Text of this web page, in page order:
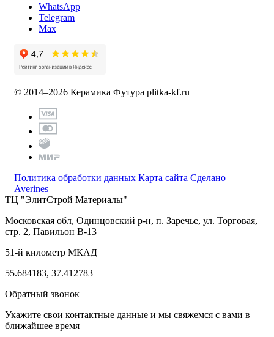
WhatsApp
Telegram
Max
© 2014–2026 Керамика Футура plitka-kf.ru
Политика обработки данных Карта сайта Сделано
Averines
ТЦ "ЭлитСтрой Материалы"
Московская обл, Одинцовский р-н, п. Заречье, ул. Торговая,
стр. 2, Павильон В-13
51-й километр МКАД
55.684183, 37.412783
Обратный звонок
Укажите свои контактные данные и мы свяжемся с вами в
ближайшее время